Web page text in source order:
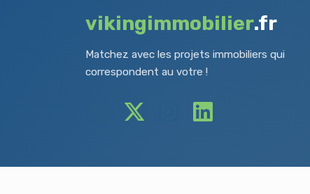
vikingimmobilier.fr
Matchez avec les projets immobiliers qui
correspondent au votre !